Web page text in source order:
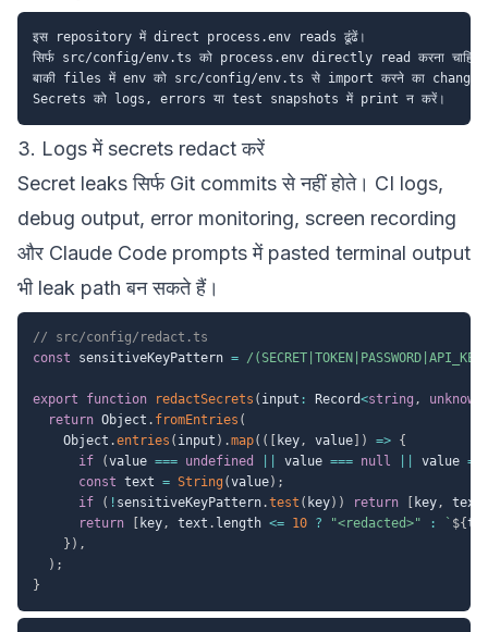
इस repository में direct process.env reads ढूंढें।
सिर्फ src/config/env.ts को process.env directly read करना चाहिए।
बाकी files में env को src/config/env.ts से import करने का change
3. Logs में secrets redact करें
Secret leaks सिर्फ Git commits से नहीं होते। CI logs,
debug output, error monitoring, screen recording
और Claude Code prompts में pasted terminal output
भी leak path बन सकते हैं।
// src/config/redact.ts
const sensitiveKeyPattern = /
export function redactSecrets ( input : Record<string , unknown
return Object . fromEntries (
    Object
.entries ( input ) .map( ( key, value ) => {
if
(value === undefined value === null value
const text = String (value) ;
if
( ! sensitiveKeyPattern.test ( key) ) return key, text
return
key, text . length <= 10 ? "<redacted>" : ` ${
} ) ,
) ;
}